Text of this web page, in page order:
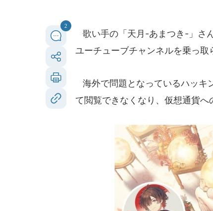
2
歌い手の「天月-あまつき-」さ
ユーチューブチャンネルを乗っ取
海外で問題となっているハッキ
て閲覧できなくなり、仮想通貨へ